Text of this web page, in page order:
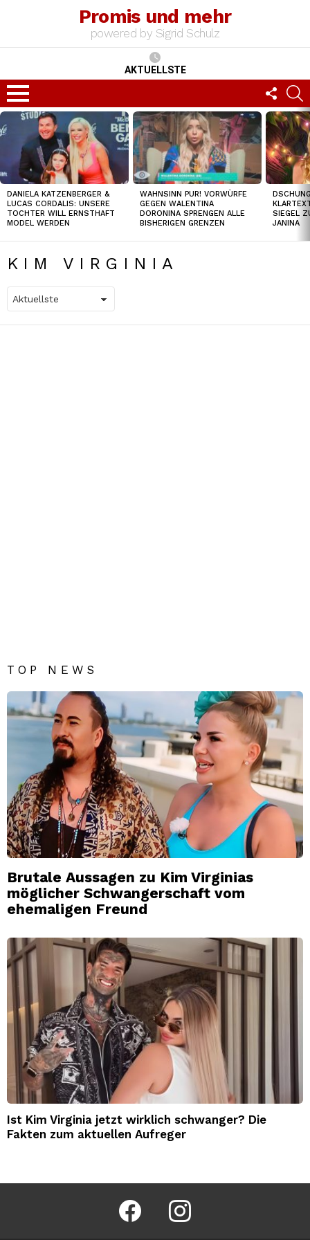
Promis und mehr
powered by Sigrid Schulz
AKTUELLSTE
Menu
US
TOP
NEWS
DANIELA KATZENBERGER &
LUCAS CORDALIS: UNSERE
TOCHTER WILL ERNSTHAFT
MODEL WERDEN
WAHNSINN PUR! VORWÜRFE
GEGEN WALENTINA
DORONINA SPRENGEN ALLE
BISHERIGEN GRENZEN
SIEGEL
JANINA
KIM VIRGINIA
TOP NEWS
Brutale Aussagen zu Kim Virginias
möglicher Schwangerschaft vom
ehemaligen Freund
Ist Kim Virginia jetzt wirklich schwanger? Die
Fakten zum aktuellen Aufreger
facebook instagram